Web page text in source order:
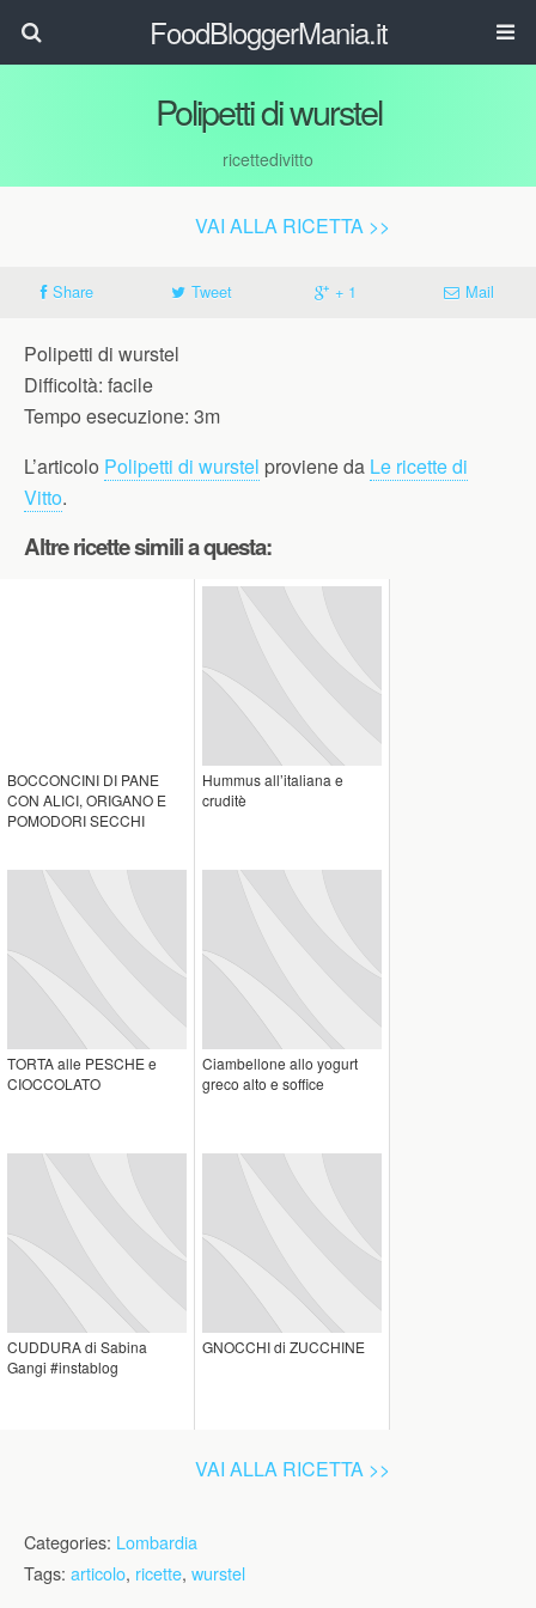
FoodBloggerMania.it
Polipetti di wurstel
ricettedivitto
VAI ALLA RICETTA >>
Share Tweet + 1 Mail
Polipetti di wurstel
Difficoltà: facile
Tempo esecuzione: 3m
L’articolo Polipetti di wurstel proviene da Le ricette di
Vitto.
Altre ricette simili a questa:
BOCCONCINI DI PANE
CON ALICI, ORIGANO E
POMODORI SECCHI
Hummus all’italiana e
cruditè
TORTA alle PESCHE e
CIOCCOLATO
Ciambellone allo yogurt
greco alto e soffice
CUDDURA di Sabina
Gangi #instablog
GNOCCHI di ZUCCHINE
VAI ALLA RICETTA >>
Categories: Lombardia
Tags: articolo, ricette, wurstel